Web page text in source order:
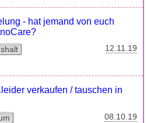
- hat jemand von euch
12.11.19
verkaufen / tauschen in
08.10.19